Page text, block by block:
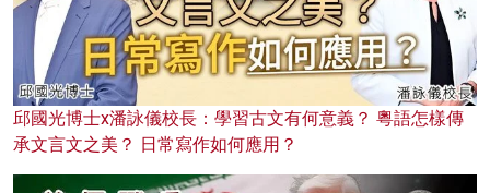
邱國光博士x潘詠儀校長：學習古文有何意義？ 粵語怎樣傳
承文言文之美？ 日常寫作如何應用？